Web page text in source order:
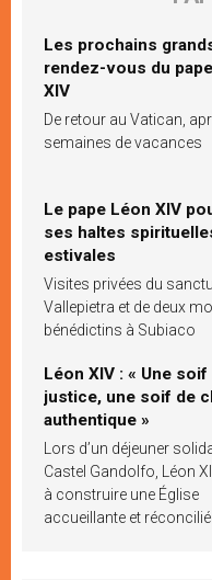
Les prochains
rendez-vous du
XIV
De retour au Vatican,
semaines de vacances
Le pape Léon XIV
ses haltes
estivales
Visites privées du
Vallepietra et de deux
bénédictins à Subiaco
Léon XIV : « Une soif
justice, une soif de
authentique »
Lors d’un déjeuner
Castel Gandolfo, Léon
à construire une Église
accueillante et